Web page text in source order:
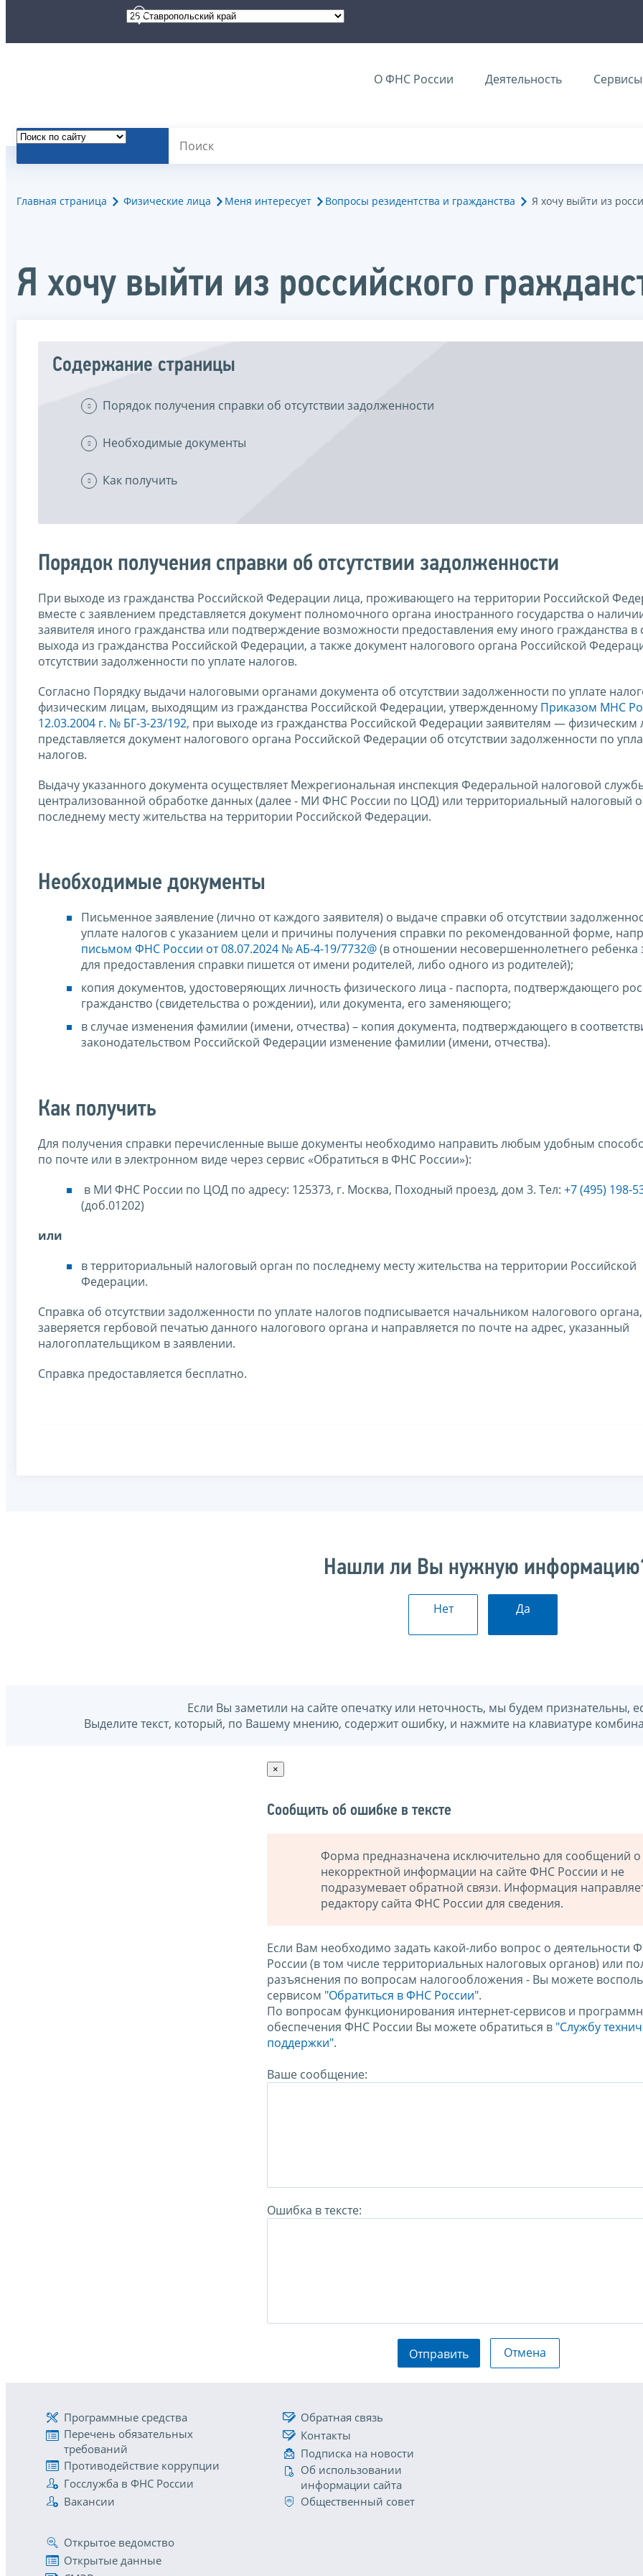
О ФНС России Деятельность Сервисы
Главная страница Физические лица Меня интересует Вопросы резидентства и гражданства Я хочу выйти из
Я хочу выйти из российского
Содержание страницы
Порядок получения справки об отсутствии задолженности
Необходимые документы
Как получить
Порядок получения справки об отсутствии задолженности
При выходе из гражданства Российской Федерации лица, проживающего на территории Российской
вместе с заявлением представляется документ полномочного органа иностранного государства о
заявителя иного гражданства или подтверждение возможности предоставления ему иного гражданства в
выхода из гражданства Российской Федерации, а также документ налогового органа Российской
отсутствии задолженности по уплате налогов.
Согласно Порядку выдачи налоговыми органами документа об отсутствии задолженности по уплате
физическим лицам, выходящим из гражданства Российской Федерации, утвержденному Приказом МНС
12.03.2004 г. № БГ-3-23/192, при выходе из гражданства Российской Федерации заявителям — физическим
представляется документ налогового органа Российской Федерации об отсутствии задолженности по
налогов.
Выдачу указанного документа осуществляет Межрегиональная инспекция Федеральной налоговой
централизованной обработке данных (далее - МИ ФНС России по ЦОД) или территориальный налоговый
последнему месту жительства на территории Российской Федерации.
Необходимые документы
Письменное заявление (лично от каждого заявителя) о выдаче справки об отсутствии
уплате налогов с указанием цели и причины получения справки по рекомендованной форме,
письмом ФНС России от 08.07.2024 № АБ-4-19/7732@(в отношении несовершеннолетнего ребенка
для предоставления справки пишется от имени родителей, либо одного из родителей);
копия документов, удостоверяющих личность физического лица - паспорта, подтверждающего
гражданство (свидетельства о рождении), или документа, его заменяющего;
в случае изменения фамилии (имени, отчества) – копия документа, подтверждающего в
законодательством Российской Федерации изменение фамилии (имени, отчества).
Как получить
Для получения справки перечисленные выше документы необходимо направить любым удобным
по почте или в электронном виде через сервис «Обратиться в ФНС России»):
в МИ ФНС России по ЦОД по адресу: 125373, г. Москва, Походный проезд, дом 3. Тел: +7 (495) 198-
(доб.01202)
или
в территориальный налоговый орган по последнему месту жительства на территории Российской
Федерации.
Справка об отсутствии задолженности по уплате налогов подписывается начальником налогового органа,
заверяется гербовой печатью данного налогового органа и направляется по почте на адрес, указанный
налогоплательщиком в заявлении.
Справка предоставляется бесплатно.
Нашли ли Вы нужную
Нет Да
Если Вы заметили на сайте опечатку или неточность, мы будем признательны,
Выделите текст, который, по Вашему мнению, содержит ошибку, и нажмите на клавиатуре
×
Сообщить об ошибке в тексте
Форма предназначена исключительно для сообщений о
некорректной информации на сайте ФНС России и не
подразумевает обратной связи. Информация
редактору сайта ФНС России для сведения.
Если Вам необходимо задать какой-либо вопрос о деятельности
России (в том числе территориальных налоговых органов) или
разъяснения по вопросам налогообложения - Вы можете
сервисом "Обратиться в ФНС России".
По вопросам функционирования интернет-сервисов и
обеспечения ФНС России Вы можете обратиться в "Службу
поддержки".
Ваше сообщение:
Ошибка в тексте:
Отправить Отмена
Программные средства
Перечень обязательных
требований
Противодействие коррупции
Госслужба в ФНС России
Вакансии
Обратная связь
Контакты
Подписка на новости
Об использовании
информации сайта
Общественный совет
Открытое ведомство
Открытые данные